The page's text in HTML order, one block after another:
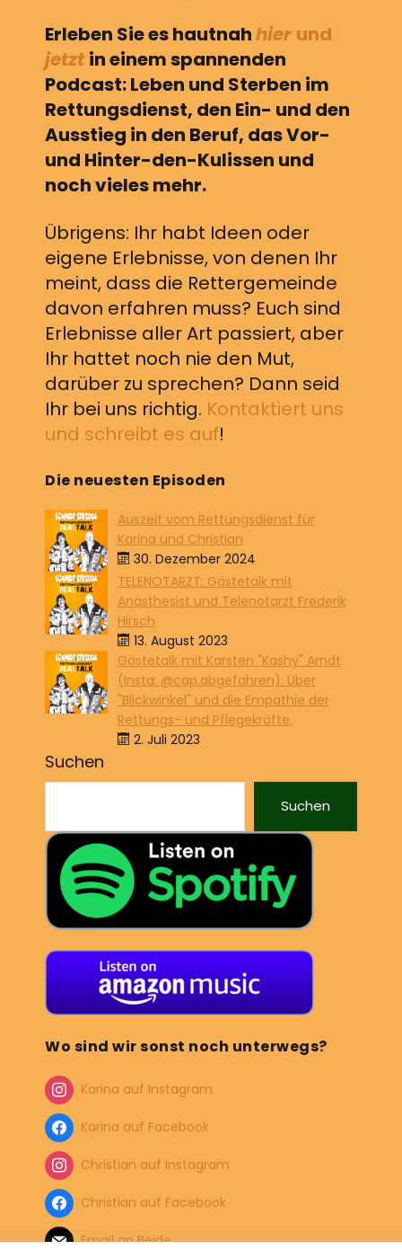
Erleben Sie es hautnahhier und
jetzt in einem spannenden
Podcast: Leben und Sterben im
Rettungsdienst, den Ein- und den
Ausstieg in den Beruf, das Vor-
und Hinter-den-Kulissen und
noch vieles mehr.
Übrigens: Ihr habt Ideen oder
eigene Erlebnisse, von denen Ihr
meint, dass die Rettergemeinde
davon erfahren muss? Euch sind
Erlebnisse aller Art passiert, aber
Ihr hattet noch nie den Mut,
darüber zu sprechen? Dann seid
Ihr bei uns richtig. Kontaktiert uns
und schreibt es auf!
Die neuesten Episoden
Auszeit vom Rettungsdienst für
Karina und Christian
30. Dezember 2024
TELENOTARZT: Gästetalk mit
Anästhesist und Telenotarzt Frederik
Hirsch
13. August 2023
Gästetalk mit Karsten "Kashy" Arndt
(Insta: @cap.abgefahren): Über
"Blickwinkel" und die Empathie der
Rettungs- und Pflegekräfte.
2. Juli 2023
Suchen
Suchen
Wo sind wir sonst noch unterwegs?
Karina auf Instagram
Karina auf Facebook
Christian auf Instagram
Christian auf Facebook
Email an Beide